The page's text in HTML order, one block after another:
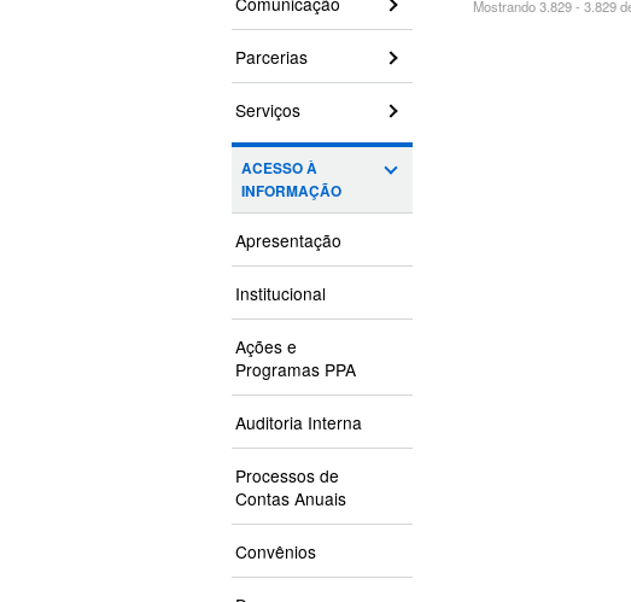
Parcerias
Serviços
ACESSO À
INFORMAÇÃO
Apresentação
Institucional
Ações e
Programas PPA
Auditoria Interna
Processos de
Contas Anuais
Convênios
Mostrando 3.829 - 3.829